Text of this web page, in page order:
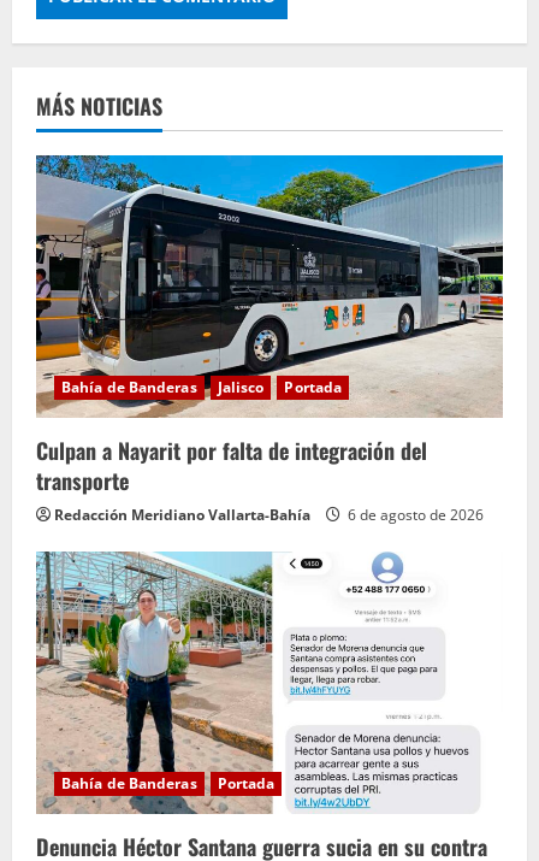
MÁS NOTICIAS
Bahía de Banderas Jalisco Portada
Culpan a Nayarit por falta de integración del
transporte
Redacción Meridiano Vallarta-Bahía 6 de agosto de 2026
Bahía de Banderas Portada
Denuncia Héctor Santana guerra sucia en su contra